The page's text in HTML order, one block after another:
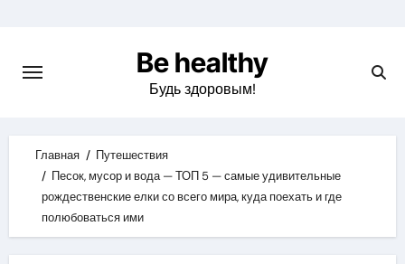
content
Be healthy
Будь здоровым!
Главная
Путешествия
Песок, мусор и вода — ТОП 5 — самые удивительные
рождественские елки со всего мира, куда поехать и где
полюбоваться ими